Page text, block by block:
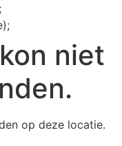
niet
op deze locatie.